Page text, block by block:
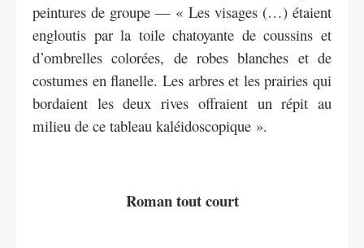
peintures de groupe — « Les visages (…) étaient
engloutis par la toile chatoyante de coussins et
d’ombrelles colorées, de robes blanches et de
costumes en flanelle. Les arbres et les prairies qui
bordaient les deux rives offraient un répit au
milieu de ce tableau kaléidoscopique ».
Roman tout court